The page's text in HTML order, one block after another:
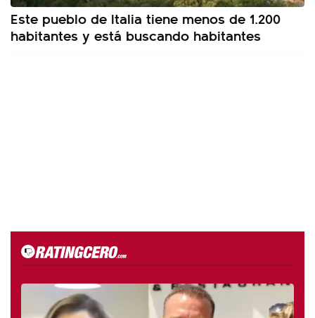
Este pueblo de Italia tiene menos de 1.200
habitantes y está buscando habitantes